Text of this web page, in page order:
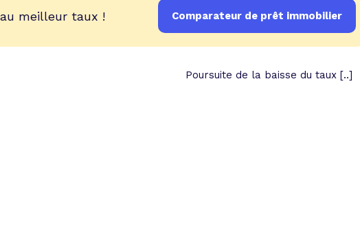
meilleur taux ! Comparateur de prêt immobilier
Poursuite de la baisse du taux [..]